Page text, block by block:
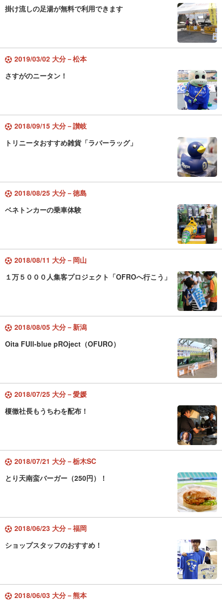
掛け流しの足湯が無料で利用できます
2019/03/02 大分－松本
さすがのニータン！
2018/09/15 大分－讃岐
トリニータおすすめ雑貨「ラバーラッグ」
2018/08/25 大分－徳島
ベネトンカーの乗車体験
2018/08/11 大分－岡山
１万５０００人集客プロジェクト「OFROへ行こう」
2018/08/05 大分－新潟
Oita FUll-blue pROject（OFURO）
2018/07/25 大分－愛媛
榎徹社長もうちわを配布！
2018/07/21 大分－栃木SC
とり天南蛮バーガー（250円）！
2018/06/23 大分－福岡
ショップスタッフのおすすめ！
2018/06/03 大分－熊本